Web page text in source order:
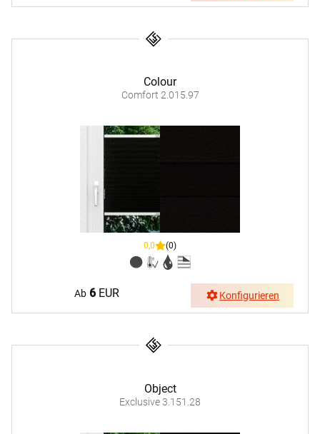
Colour
Comfort 2.015.97
0,0 (0)
Ab 6EUR Konfigurieren
Object
Exclusive 3.151.28